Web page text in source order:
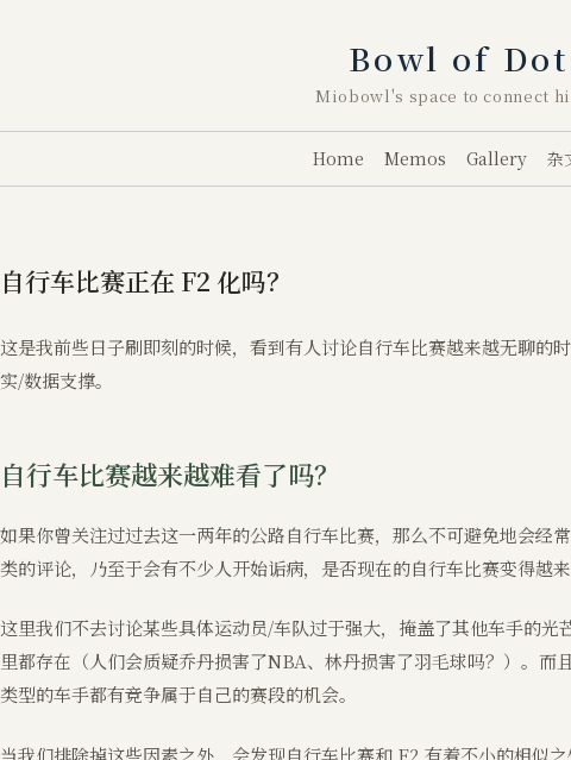
Bowl of
Miobowl's space to connect
Home Memos Gallery 杂
自行车比赛正在 F2 化吗？
这是我前些日子刷即刻的时候，看到有人讨论自行车比赛越来越无聊的
实/数据支撑。
自行车比赛越来越难看了吗？
如果你曾关注过过去这一两年的公路自行车比赛，那么不可避免地会经
类的评论，乃至于会有不少人开始诟病，是否现在的自行车比赛变得越来
这里我们不去讨论某些具体运动员/车队过于强大，掩盖了其他车手的光
里都存在（人们会质疑乔丹损害了NBA、林丹损害了羽毛球吗？）。而
类型的车手都有竞争属于自己的赛段的机会。
当我们排除掉这些因素之外，会发现自行车比赛和 F2 有着不小的相似之